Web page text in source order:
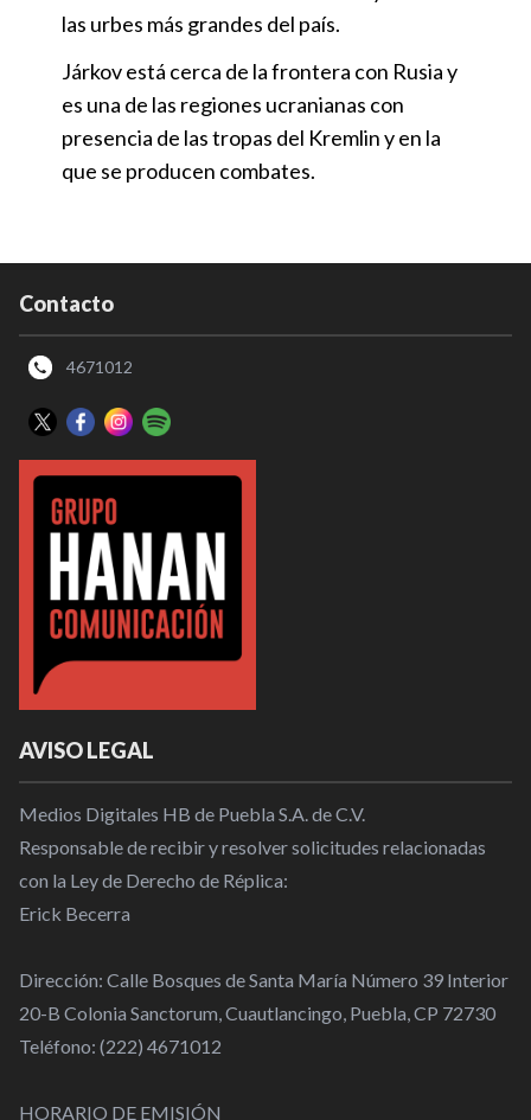
las urbes más grandes del país.
Járkov está cerca de la frontera con Rusia y
es una de las regiones ucranianas con
presencia de las tropas del Kremlin y en la
que se producen combates.
Contacto
4671012
AVISO LEGAL
Medios Digitales HB de Puebla S.A. de C.V.
Responsable de recibir y resolver solicitudes relacionadas
con la Ley de Derecho de Réplica:
Erick Becerra
Dirección: Calle Bosques de Santa María Número 39 Interior
20-B Colonia Sanctorum, Cuautlancingo, Puebla, CP 72730
Teléfono: (222) 4671012
HORARIO DE EMISIÓN